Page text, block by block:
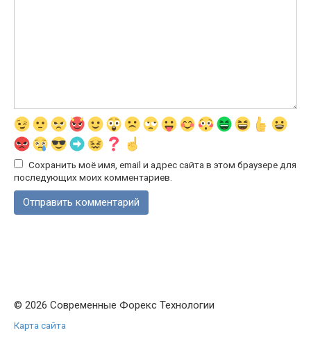
Сохранить моё имя, email и адрес сайта в этом браузере для
последующих моих комментариев.
© 2026 Современные Форекс Технологии
Карта сайта